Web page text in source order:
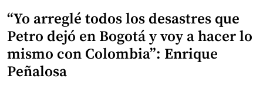
“Yo arreglé todos los desastres que
Petro dejó en Bogotá y voy a hacer lo
mismo con Colombia”: Enrique
Peñalosa